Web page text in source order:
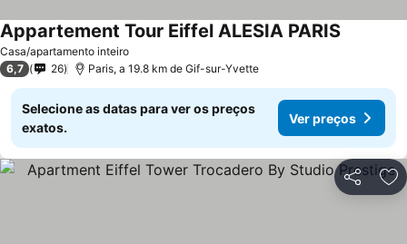
Casa/apartamento inteiro
Appartement Tour Eiffel ALESIA PARIS
6,7 26 Paris, a 19.8 km de Gif-sur-Yvette
Selecione as datas para ver os preços
exatos.
Ver preços
Partilhar